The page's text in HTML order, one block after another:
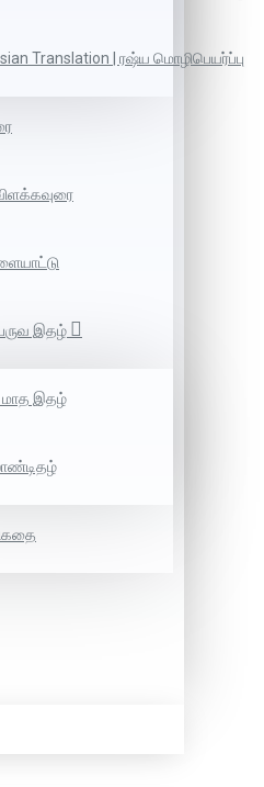
Translation | ரஷ்ய மொழிபெயர்ப்பு
இதழ்
மாத இதழ்